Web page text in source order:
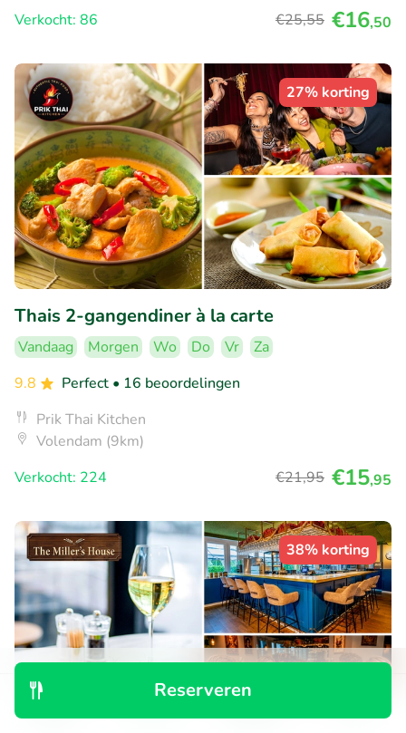
Reserveren
Verkocht: 86
€25,55 €16,50
27% korting
Thais 2-gangendiner à la carte
Vandaag Morgen Wo Do Vr
Za
9.8
Perfect • 16 beoordelingen
Prik Thai Kitchen
Volendam (9km)
Verkocht: 224
€21,95 €15,95
38% korting